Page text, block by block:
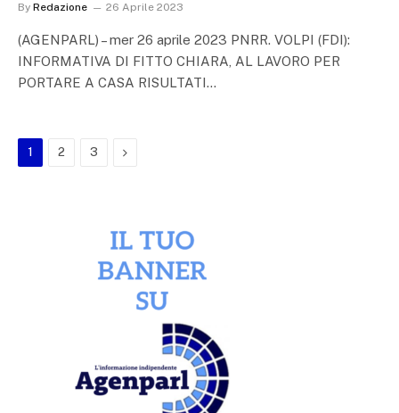
By Redazione 26 Aprile 2023
(AGENPARL) – mer 26 aprile 2023 PNRR. VOLPI (FDI):
INFORMATIVA DI FITTO CHIARA, AL LAVORO PER
PORTARE A CASA RISULTATI…
1 2 3 Next